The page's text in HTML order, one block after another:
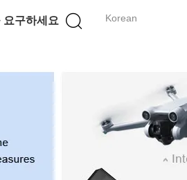
Korean
요구하세요